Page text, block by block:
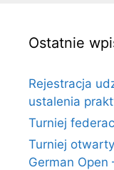
Ostatnie
Rejestracja
ustalenia
Turniej
Turniej
German Open